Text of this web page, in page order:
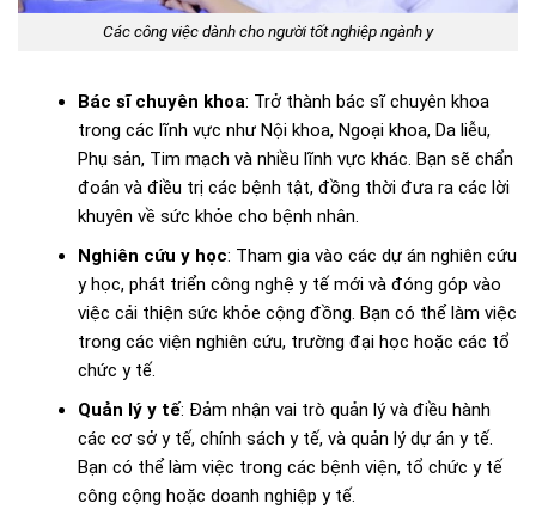
Các công việc dành cho người tốt nghiệp ngành y
Bác sĩ chuyên khoa: Trở thành bác sĩ chuyên khoa
trong các lĩnh vực như Nội khoa, Ngoại khoa, Da liễu,
Phụ sản, Tim mạch và nhiều lĩnh vực khác. Bạn sẽ chẩn
đoán và điều trị các bệnh tật, đồng thời đưa ra các lời
khuyên về sức khỏe cho bệnh nhân.
Nghiên cứu y học: Tham gia vào các dự án nghiên cứu
y học, phát triển công nghệ y tế mới và đóng góp vào
việc cải thiện sức khỏe cộng đồng. Bạn có thể làm việc
trong các viện nghiên cứu, trường đại học hoặc các tổ
chức y tế.
Quản lý y tế: Đảm nhận vai trò quản lý và điều hành
các cơ sở y tế, chính sách y tế, và quản lý dự án y tế.
Bạn có thể làm việc trong các bệnh viện, tổ chức y tế
công cộng hoặc doanh nghiệp y tế.